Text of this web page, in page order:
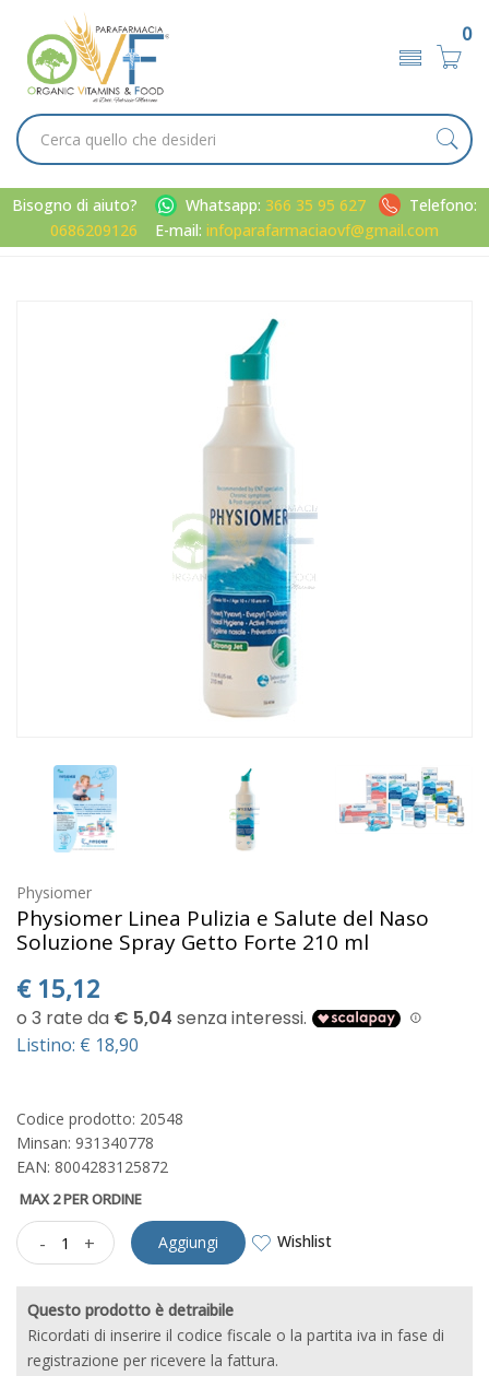
0
Bisogno di aiuto? Whatsapp: 366 35 95 627
Telefono:
0686209126
E-mail: infoparafarmaciaovf@gmail.com
Getto Forte 210 ml
Physiomer
Physiomer Linea Pulizia e Salute del Naso
Soluzione Spray Getto Forte 210 ml
€ 15,12
Listino: € 18,90
Codice prodotto: 20548
Minsan: 931340778
EAN: 8004283125872
MAX 2 PER ORDINE
- + Aggiungi Wishlist
Questo prodotto è detraibile
Ricordati di inserire il codice fiscale o la partita iva in fase di
registrazione per ricevere la fattura.